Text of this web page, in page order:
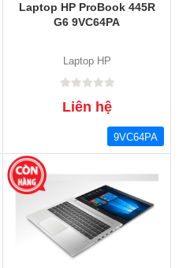
Laptop HP ProBook 445R
G6 9VC64PA
Laptop HP
Liên hệ
9VC64PA